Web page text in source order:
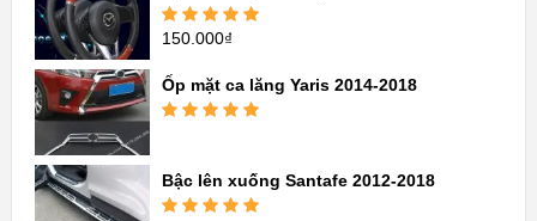
Được xếp
sao
150.000₫
Ốp mặt ca lăng Yaris 2014-2018
Bậc lên xuống Santafe 2012-2018